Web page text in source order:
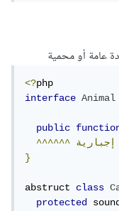
عامة أو محمية
<?
interface
Animal
public
^^^^^^
إجبارية
}
abstruct class
protected